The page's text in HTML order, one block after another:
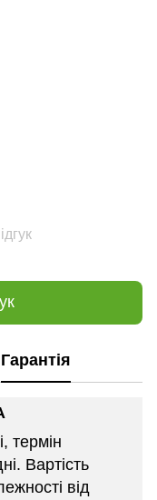
Гарантія
термін
Вартість
від